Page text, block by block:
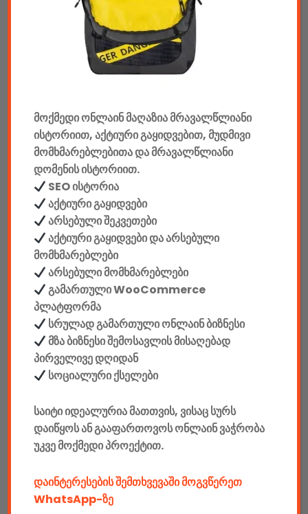
აუდიო & ვიდეო
კონსოლები & აქსესუარები
ელემენტები
აკკუმულატორები
კაბელები & დამტენები
დისკები
ჩანთები
სეიფები
კონსტრუქტორები
E-mobility
კომპიუტერები & აქსესუარები
ტელეფონები & აქსესუარები
კამერები & აქსესუარები
ნოუთბუქები & აქსესუარები
მოქმედი ონლაინ მაღაზია მრავალწლიანი
ისტორიით, აქტიური გაყიდვებით, მუდმივი
მომხმარებლებითა და მრავალწლიანი
დომენის ისტორიით.
SEO ისტორია
აქტიური გაყიდვები
არსებული შეკვეთები
აქტიური გაყიდვები და არსებული
მომხმარებლები
არსებული მომხმარებლები
გამართული WooCommerce
პლატფორმა
სრულად გამართული ონლაინ ბიზნესი
მზა ბიზნესი შემოსავლის მისაღებად
პირველივე დღიდან
სოციალური ქსელები
საიტი იდეალურია მათთვის, ვისაც სურს
დაიწყოს ან გააფართოვოს ონლაინ ვაჭრობა
უკვე მოქმედი პროექტით.
დაინტერესების შემთხვევაში მოგვწერეთ
WhatsApp-ზე